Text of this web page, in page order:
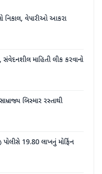
નિકાલ, વેપારીઓ આકરા
સંવેદનશીલ માહિતી લીક કરવાનો
બિસ્માર રસ્તાથી
19.80 લાખનું મોર્ફિન